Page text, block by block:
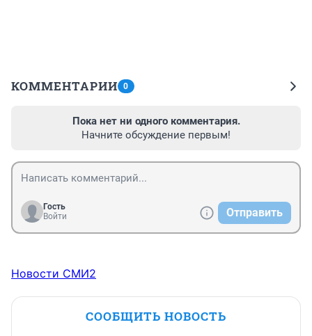
КОММЕНТАРИИ 0
Пока нет ни одного комментария.
Начните обсуждение первым!
Гость
Войти
Отправить
Новости СМИ2
СООБЩИТЬ НОВОСТЬ